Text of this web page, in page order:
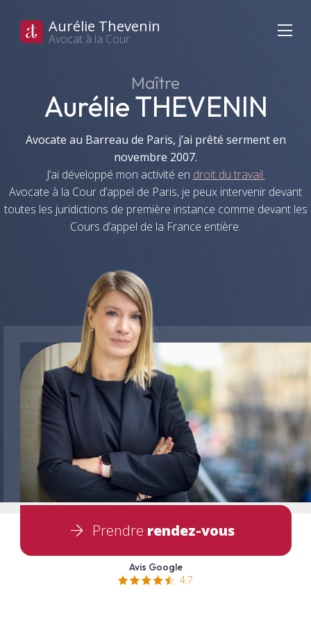
Aurélie Thevenin
Avocat à la Cour
Maître
Aurélie THEVENIN
Avocate au Barreau de Paris, j’ai prêté serment en
novembre 2007.
J’ai développé mon activité en droit du travail.
Avocate à la Cour d’appel de Paris, je peux intervenir devant
toutes les juridictions de première instance comme devant les
Cours d’appel de la France entière.
Prendre rendez-vous
Avis Google
4,7